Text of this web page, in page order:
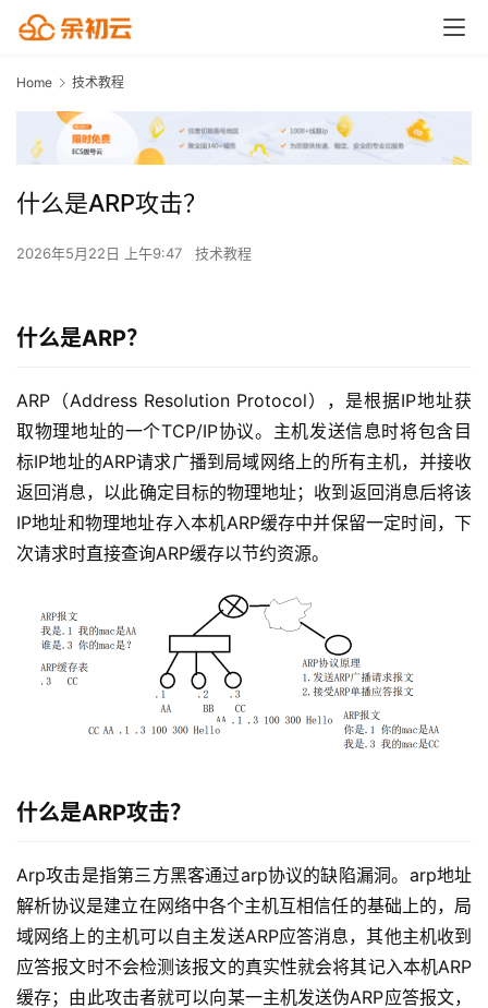
Home 技术教程
什么是ARP攻击？
2026年5月22日 上午9:47 技术教程
什么是ARP？
ARP（Address Resolution Protocol），是根据IP地址获
取物理地址的一个TCP/IP协议。主机发送信息时将包含目
标IP地址的ARP请求广播到局域网络上的所有主机，并接收
返回消息，以此确定目标的物理地址；收到返回消息后将该
IP地址和物理地址存入本机ARP缓存中并保留一定时间，下
次请求时直接查询ARP缓存以节约资源。
什么是ARP攻击？
Arp攻击是指第三方黑客通过arp协议的缺陷漏洞。arp地址
解析协议是建立在网络中各个主机互相信任的基础上的，局
域网络上的主机可以自主发送ARP应答消息，其他主机收到
应答报文时不会检测该报文的真实性就会将其记入本机ARP
缓存；由此攻击者就可以向某一主机发送伪ARP应答报文，